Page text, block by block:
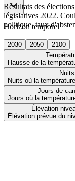
Horizon temporel
2030 2050
2100
Hausse de la
Nuits où la
Jours de
Jours où la
Élévation
Élévation prévue du
Résultats des
législatives 2022.
politique, taux